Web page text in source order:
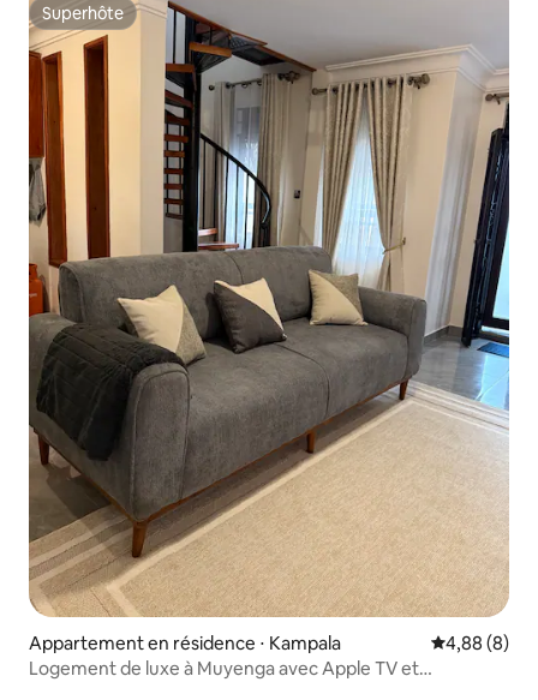
Superhôte
Superhôte
Appartement en résidence ⋅ Kampala Évaluation
4,88 (8)
Logement de luxe à Muyenga avec Apple TV et